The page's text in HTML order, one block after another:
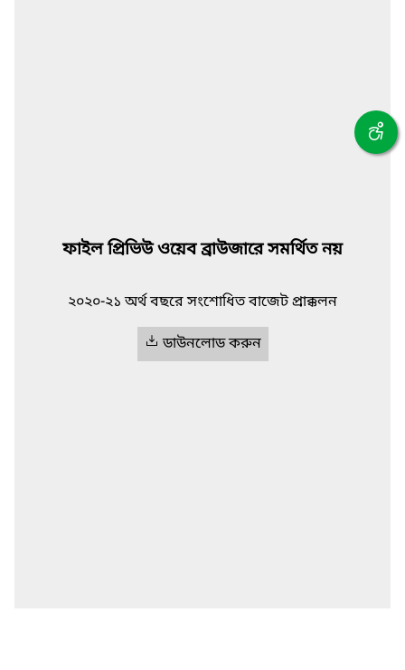
ফাইল প্রিভিউ ওয়েব ব্রাউজারে সমর্থিত নয়
২০২০-২১ অর্থ বছরে সংশোধিত বাজেট প্রাক্কলন
ডাউনলোড করুন